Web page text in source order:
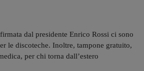
dal presidente Enrico Rossi ci sono
le discoteche. Inoltre, tampone gratuito,
per chi torna dall’estero